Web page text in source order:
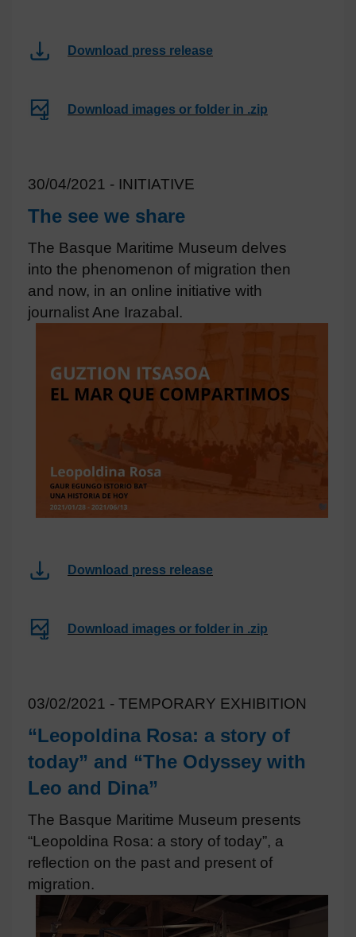
Download press release
Download images or folder in .zip
30/04/2021 - INITIATIVE
The see we share
The Basque Maritime Museum delves
into the phenomenon of migration then
and now, in an online initiative with
journalist Ane Irazabal.
Download press release
Download images or folder in .zip
03/02/2021 - TEMPORARY EXHIBITION
“Leopoldina Rosa: a story of
today” and “The Odyssey with
Leo and Dina”
The Basque Maritime Museum presents
“Leopoldina Rosa: a story of today”, a
reflection on the past and present of
migration.